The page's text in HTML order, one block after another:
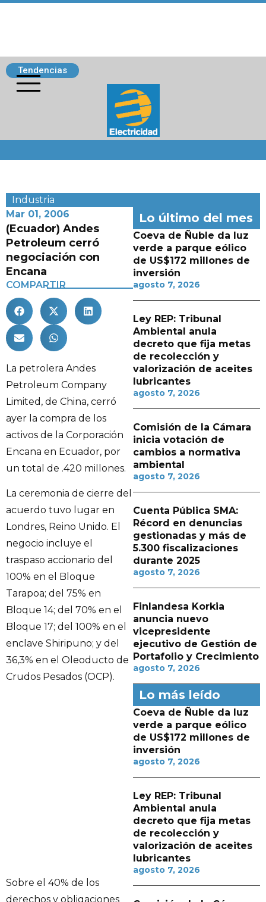
Tendencias
Industria
Mar 01, 2006
(Ecuador) Andes
Petroleum cerró
negociación con
Encana
COMPARTIR
La petrolera Andes
Petroleum Company
Limited, de China, cerró
ayer la compra de los
activos de la Corporación
Encana en Ecuador, por
un total de .420 millones.
La ceremonia de cierre del
acuerdo tuvo lugar en
Londres, Reino Unido. El
negocio incluye el
traspaso accionario del
100% en el Bloque
Tarapoa; del 75% en
Bloque 14; del 70% en el
Bloque 17; del 100% en el
enclave Shiripuno; y del
36,3% en el Oleoducto de
Crudos Pesados (OCP).
Sobre el 40% de los
derechos y obligaciones
Lo último del mes
Coeva de Ñuble da luz
verde a parque eólico
de US$172 millones de
inversión
agosto 7, 2026
Ley REP: Tribunal
Ambiental anula
decreto que fija metas
de recolección y
valorización de aceites
lubricantes
agosto 7, 2026
Comisión de la Cámara
inicia votación de
cambios a normativa
ambiental
agosto 7, 2026
Cuenta Pública SMA:
Récord en denuncias
gestionadas y más de
5.300 fiscalizaciones
durante 2025
agosto 7, 2026
Finlandesa Korkia
anuncia nuevo
vicepresidente
ejecutivo de Gestión de
Portafolio y Crecimiento
agosto 7, 2026
Lo más leído
Coeva de Ñuble da luz
verde a parque eólico
de US$172 millones de
inversión
agosto 7, 2026
Ley REP: Tribunal
Ambiental anula
decreto que fija metas
de recolección y
valorización de aceites
lubricantes
agosto 7, 2026